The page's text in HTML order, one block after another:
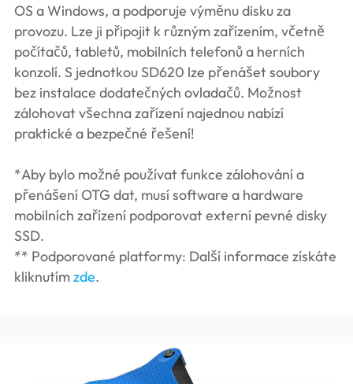
OS a Windows, a podporuje výměnu disku za
provozu. Lze ji připojit k různým zařízením, včetně
počítačů, tabletů, mobilních telefonů a herních
konzolí. S jednotkou SD620 lze přenášet soubory
bez instalace dodatečných ovladačů. Možnost
zálohovat všechna zařízení najednou nabízí
praktické a bezpečné řešení!
*Aby bylo možné používat funkce zálohování a
přenášení OTG dat, musí software a hardware
mobilních zařízení podporovat externí pevné disky
SSD.
** Podporované platformy: Další informace získáte
kliknutímzde.